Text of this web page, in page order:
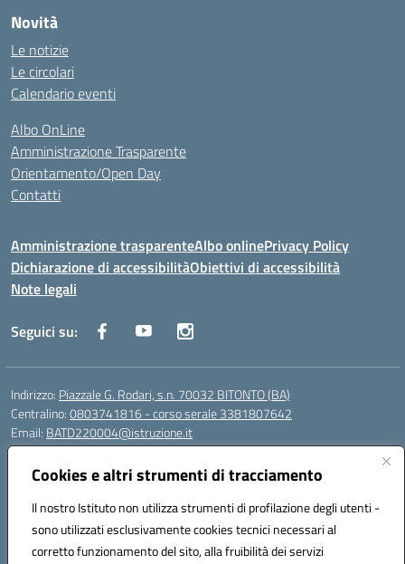
Cookies e altri strumenti di tracciamento
Il nostro Istituto non utilizza strumenti di profilazione degli utenti -
sono utilizzati esclusivamente cookies tecnici necessari al
corretto funzionamento del sito, alla fruibilità dei servizi
Novità
Le notizie
Le circolari
Calendario eventi
Albo OnLine
Amministrazione Trasparente
Orientamento/Open Day
Contatti
Amministrazione trasparenteAlbo onlinePrivacy Policy
Dichiarazione di accessibilitàObiettivi di accessibilità
Note legali
Seguici su:
Indirizzo: Piazzale G. Rodari, s.n. 70032 BITONTO (BA)
Centralino:0803741816 - corso serale 3381807642
Email: BATD220004@istruzione.it
Posta elettronica certificata (PEC):batd220004@pec.istruzione.it
Codice fiscale: 93062840728
Codice meccanografico:BATD220004
Codice Indice delle Pubbliche Amministrazioni (IPA): itcvg
Codice unico di fatturazione (CUF): UFIJVU